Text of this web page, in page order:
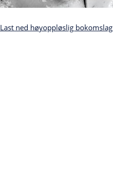
Last ned høyoppløslig bokomslag